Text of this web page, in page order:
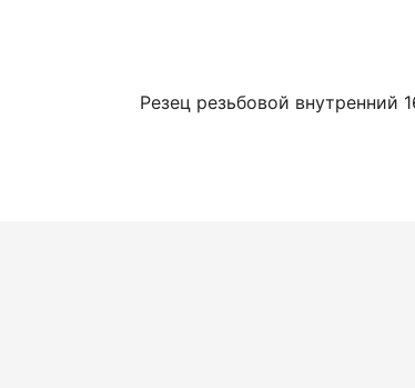
Резец резьбовой внутренний